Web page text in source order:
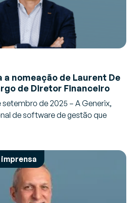
a nomeação de Laurent De
de Diretor Financeiro
setembro de 2025 – A Generix,
de software de gestão que